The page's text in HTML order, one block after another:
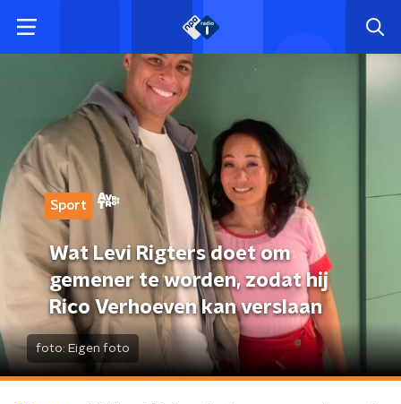
Sport
Wat Levi Rigters doet om
gemener te worden, zodat hij
Rico Verhoeven kan verslaan
foto: Eigen foto